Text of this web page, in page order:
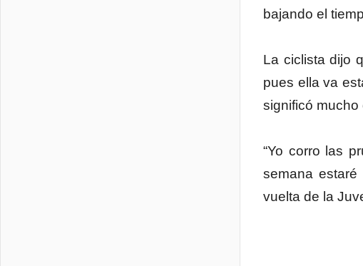
bajando el
La ciclista dijo
pues ella va
significó mucho
“Yo corro las
semana
vuelta de la